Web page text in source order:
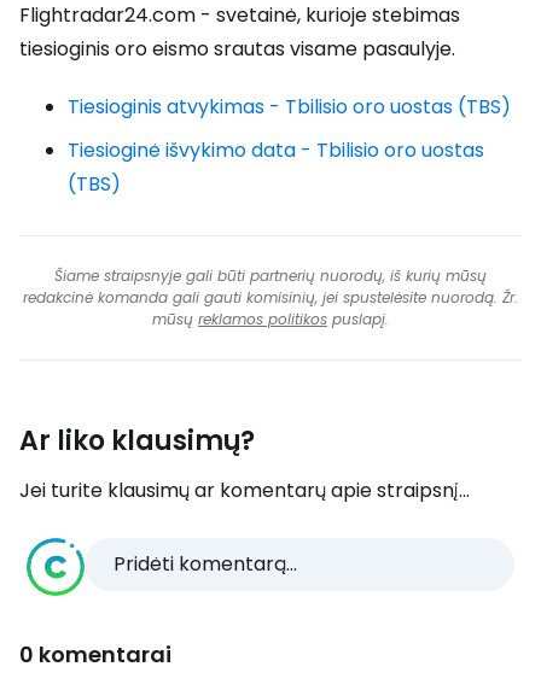
Flightradar24.com - svetainė, kurioje stebimas
tiesioginis oro eismo srautas visame pasaulyje.
Tiesioginis atvykimas - Tbilisio oro uostas (TBS)
Tiesioginė išvykimo data - Tbilisio oro uostas
(TBS)
Šiame straipsnyje gali būti partnerių nuorodų, iš kurių mūsų
redakcinė komanda gali gauti komisinių, jei spustelėsite nuorodą. Žr.
mūsų reklamos politikos puslapį.
Ar liko klausimų?
Jei turite klausimų ar komentarų apie straipsnį...
Pridėti komentarą...
0 komentarai